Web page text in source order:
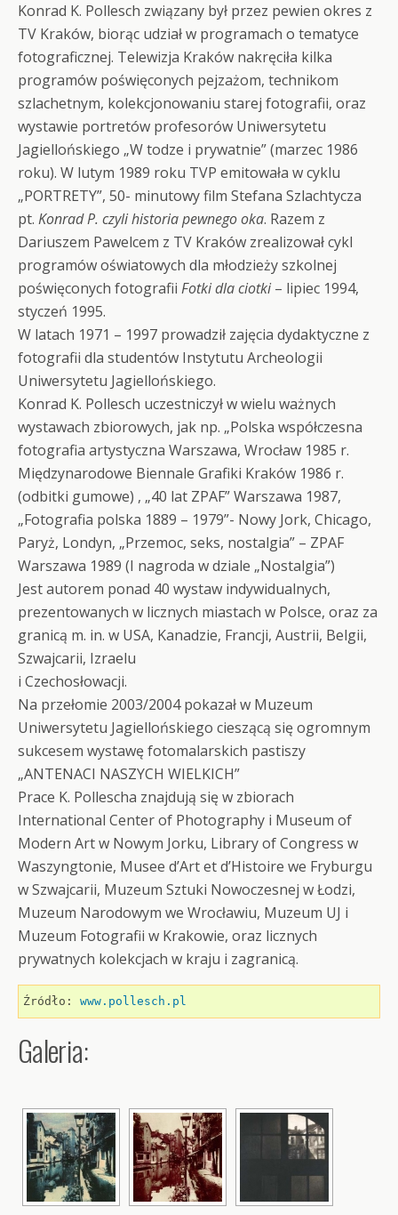
Konrad K. Pollesch związany był przez pewien okres z
TV Kraków, biorąc udział w programach o tematyce
fotograficznej. Telewizja Kraków nakręciła kilka
programów poświęconych pejzażom, technikom
szlachetnym, kolekcjonowaniu starej fotografii, oraz
wystawie portretów profesorów Uniwersytetu
Jagiellońskiego „W todze i prywatnie” (marzec 1986
roku). W lutym 1989 roku TVP emitowała w cyklu
„PORTRETY”, 50- minutowy film Stefana Szlachtycza
pt. Konrad P. czyli historia pewnego oka. Razem z
Dariuszem Pawelcem z TV Kraków zrealizował cykl
programów oświatowych dla młodzieży szkolnej
poświęconych fotografii Fotki dla ciotki– lipiec 1994,
styczeń 1995.
W latach 1971 – 1997 prowadził zajęcia dydaktyczne z
fotografii dla studentów Instytutu Archeologii
Uniwersytetu Jagiellońskiego.
Konrad K. Pollesch uczestniczył w wielu ważnych
wystawach zbiorowych, jak np. „Polska współczesna
fotografia artystyczna Warszawa, Wrocław 1985 r.
Międzynarodowe Biennale Grafiki Kraków 1986 r.
(odbitki gumowe) , „40 lat ZPAF” Warszawa 1987,
„Fotografia polska 1889 – 1979”- Nowy Jork, Chicago,
Paryż, Londyn, „Przemoc, seks, nostalgia” – ZPAF
Warszawa 1989 (I nagroda w dziale „Nostalgia”)
Jest autorem ponad 40 wystaw indywidualnych,
prezentowanych w licznych miastach w Polsce, oraz za
granicą m. in. w USA, Kanadzie, Francji, Austrii, Belgii,
Szwajcarii, Izraelu
i Czechosłowacji.
Na przełomie 2003/2004 pokazał w Muzeum
Uniwersytetu Jagiellońskiego cieszącą się ogromnym
sukcesem wystawę fotomalarskich pastiszy
„ANTENACI NASZYCH WIELKICH”
Prace K. Pollescha znajdują się w zbiorach
International Center of Photography i Museum of
Modern Art w Nowym Jorku, Library of Congress w
Waszyngtonie, Musee d’Art et d’Histoire we Fryburgu
w Szwajcarii, Muzeum Sztuki Nowoczesnej w Łodzi,
Muzeum Narodowym we Wrocławiu, Muzeum UJ i
Muzeum Fotografii w Krakowie, oraz licznych
prywatnych kolekcjach w kraju i zagranicą.
Źródło: www.pollesch.pl
Galeria: